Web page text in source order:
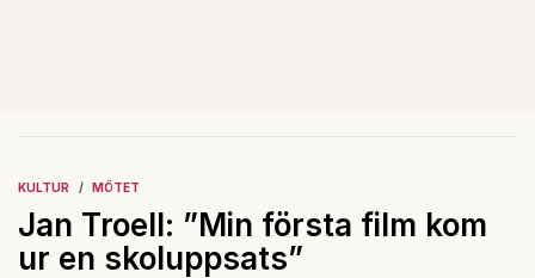
KULTUR MÖTET
Jan Troell: ”Min första film kom
ur en skoluppsats”